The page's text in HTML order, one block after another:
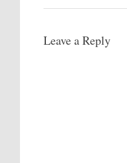
Leave a Reply